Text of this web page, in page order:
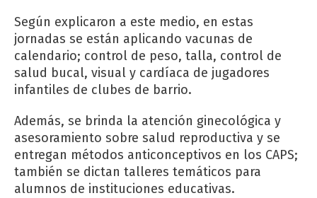
Según explicaron a este medio, en estas
jornadas se están aplicando vacunas de
calendario; control de peso, talla, control de
salud bucal, visual y cardíaca de jugadores
infantiles de clubes de barrio.
Además, se brinda la atención ginecológica y
asesoramiento sobre salud reproductiva y se
entregan métodos anticonceptivos en los CAPS;
también se dictan talleres temáticos para
alumnos de instituciones educativas.